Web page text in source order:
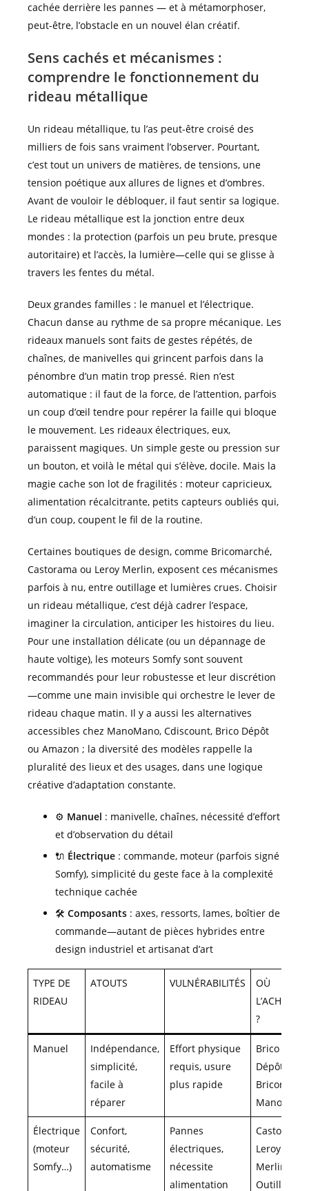
cachée derrière les pannes — et à métamorphoser,
peut-être, l’obstacle en un nouvel élan créatif.
Sens cachés et mécanismes :
comprendre le fonctionnement du
rideau métallique
Un rideau métallique, tu l’as peut-être croisé des
milliers de fois sans vraiment l’observer. Pourtant,
c’est tout un univers de matières, de tensions, une
tension poétique aux allures de lignes et d’ombres.
Avant de vouloir le débloquer, il faut sentir sa logique.
Le rideau métallique est la jonction entre deux
mondes : la protection (parfois un peu brute, presque
autoritaire) et l’accès, la lumière—celle qui se glisse à
travers les fentes du métal.
Deux grandes familles : le manuel et l’électrique.
Chacun danse au rythme de sa propre mécanique. Les
rideaux manuels sont faits de gestes répétés, de
chaînes, de manivelles qui grincent parfois dans la
pénombre d’un matin trop pressé. Rien n’est
automatique : il faut de la force, de l’attention, parfois
un coup d’œil tendre pour repérer la faille qui bloque
le mouvement. Les rideaux électriques, eux,
paraissent magiques. Un simple geste ou pression sur
un bouton, et voilà le métal qui s’élève, docile. Mais la
magie cache son lot de fragilités : moteur capricieux,
alimentation récalcitrante, petits capteurs oubliés qui,
d’un coup, coupent le fil de la routine.
Certaines boutiques de design, comme Bricomarché,
Castorama ou Leroy Merlin, exposent ces mécanismes
parfois à nu, entre outillage et lumières crues. Choisir
un rideau métallique, c’est déjà cadrer l’espace,
imaginer la circulation, anticiper les histoires du lieu.
Pour une installation délicate (ou un dépannage de
haute voltige), les moteurs Somfy sont souvent
recommandés pour leur robustesse et leur discrétion
—comme une main invisible qui orchestre le lever de
rideau chaque matin. Il y a aussi les alternatives
accessibles chez ManoMano, Cdiscount, Brico Dépôt
ou Amazon ; la diversité des modèles rappelle la
pluralité des lieux et des usages, dans une logique
créative d’adaptation constante.
⚙️ Manuel : manivelle, chaînes, nécessité d’effort
et d’observation du détail
🔌 Électrique : commande, moteur (parfois signé
Somfy), simplicité du geste face à la complexité
technique cachée
🛠️ Composants : axes, ressorts, lames, boîtier de
commande—autant de pièces hybrides entre
design industriel et artisanat d’art
TYPE DE
RIDEAU
ATOUTS VULNÉRABILITÉS
OÙ
L’ACHETER
?
Manuel
Indépendance,
simplicité,
facile à
réparer
Effort physique
requis, usure
plus rapide
Brico
Dépôt,
Bricorama,
ManoMano
Électrique
(moteur
Somfy…)
Confort,
sécurité,
automatisme
Pannes
électriques,
nécessite
alimentation
Castorama,
Leroy
Merlin,
Outillage-